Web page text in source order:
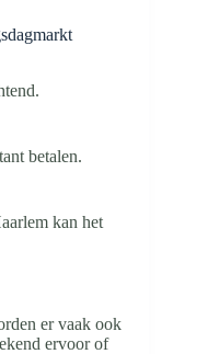
betalen.
kan het
er vaak ook
ervoor of